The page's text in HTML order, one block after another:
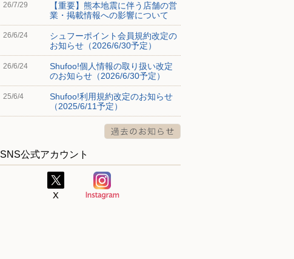
26/7/29
【重要】熊本地震に伴う店舗の営
業・掲載情報への影響について
26/6/24
シュフーポイント会員規約改定の
お知らせ（2026/6/30予定）
26/6/24
Shufoo!個人情報の取り扱い改定
のお知らせ（2026/6/30予定）
25/6/4
Shufoo!利用規約改定のお知らせ
（2025/6/11予定）
SNS公式アカウント